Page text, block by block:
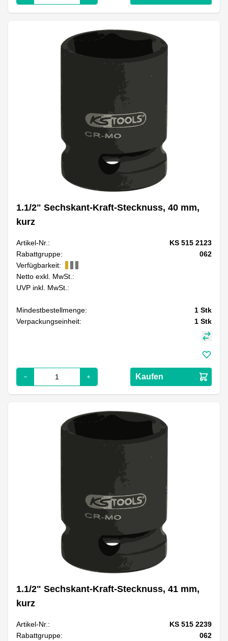
1.1/2" Sechskant-Kraft-Stecknuss, 40 mm,
kurz
Artikel-Nr.:
KS 515 2123
Rabattgruppe:
062
Verfügbarkeit:
Netto exkl. MwSt.:
UVP inkl. MwSt.:
Mindestbestellmenge: 1 Stk
Verpackungseinheit:
1 Stk
Kaufen
1.1/2" Sechskant-Kraft-Stecknuss, 41 mm,
kurz
Artikel-Nr.:
KS 515 2239
Rabattgruppe:
062